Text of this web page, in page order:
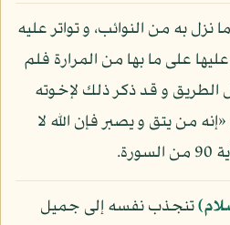
به من النوائب، و تواتر عليه
على ما بها من المرارة فلم
و قد ذكر ذلك لإخوته
من يتق و يصبر فإن الله لا
تنجذب نفسه إلى جميل